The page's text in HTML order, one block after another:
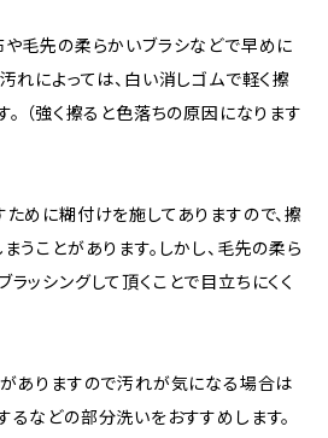
や毛先の柔らかいブラシなどで早めに
れによっては、白い消しゴムで軽く擦
（強く擦ると色落ちの原因になります
ために糊付けを施してありますので、擦
うことがあります。しかし、毛先の柔ら
ッシングして頂くことで目立ちにくく
がありますので汚れが気になる場合は
るなどの部分洗いをおすすめします。